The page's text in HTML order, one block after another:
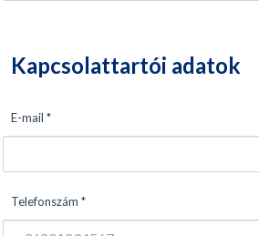
Kapcsolattartói adatok
E-mail *
Telefonszám *